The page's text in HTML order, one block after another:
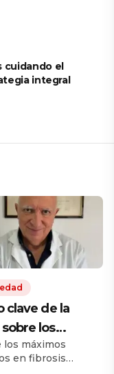
cuidando el
integral
clave de la
los
el mensaje
referente
los máximos
en fibrosis